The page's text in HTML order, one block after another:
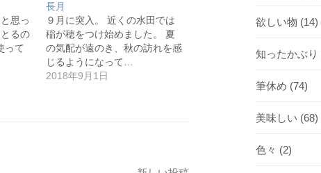
思っ
るの
って
長月
９月に突入。 近くの水田では
稲が穂をつけ始めました。 夏
の気配が遠のき、秋の訪れを感
じるようになって…
2018年9月1日
欲しい物 (14)
知ったかぶり
筆休め (74)
美味しい (68)
色々 (2)